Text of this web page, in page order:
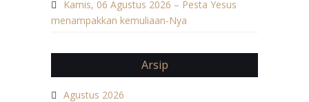
Kamis, 06 Agustus 2026 – Pesta Yesus
menampakkan kemuliaan-Nya
Arsip
Agustus 2026